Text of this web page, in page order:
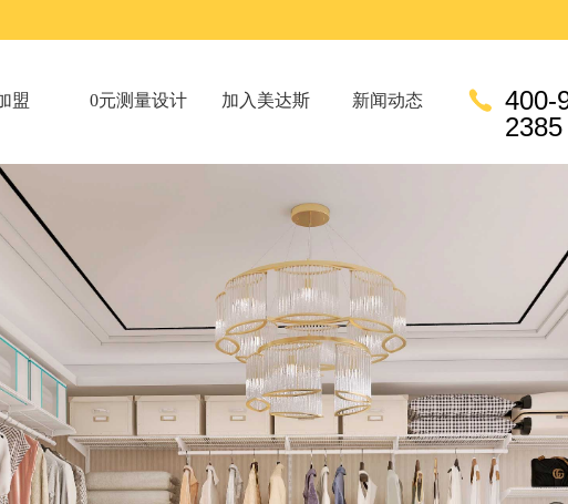
盟
盟
0元测量设计 加入美达斯 新闻动态
400-
2385